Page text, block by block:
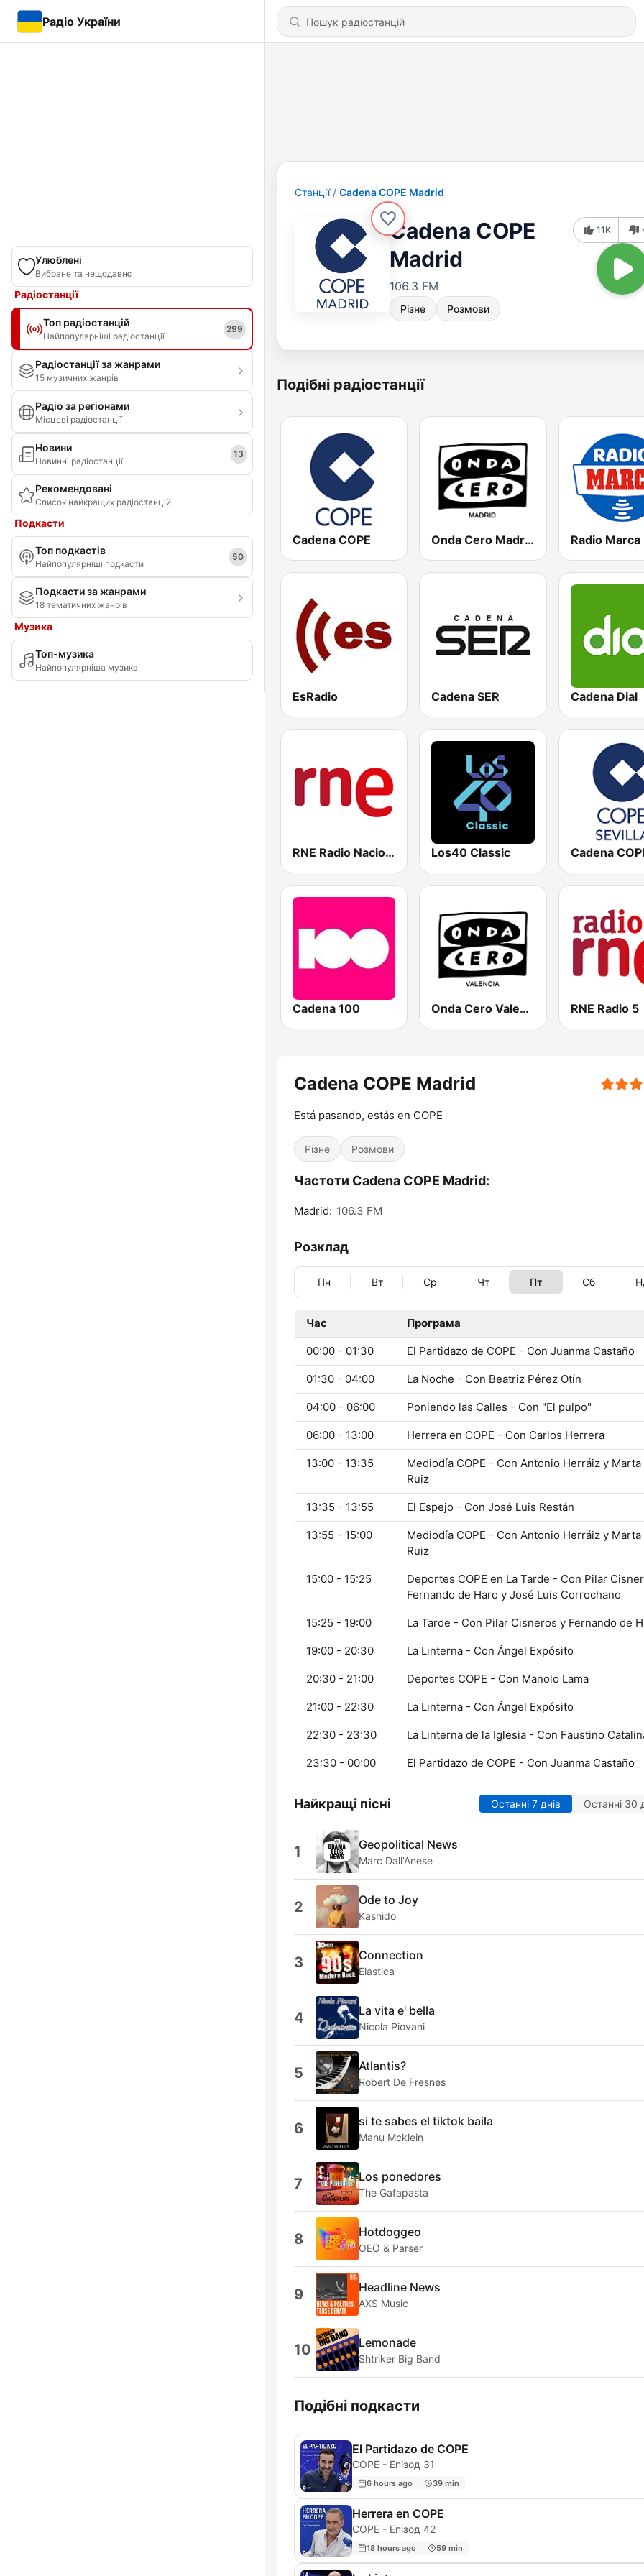
Радіо України
Улюблені
Вибране та нещодавнє
Радіостанції
Топ радіостанцій
Найпопулярніші радіостанції
299
Радіостанції за жанрами
15 музичних жанрів
Радіо за регіонами
Місцеві радіостанції
Новини
Новинні радіостанції
13
Рекомендовані
Список найкращих радіостанцій
Подкасти
Топ подкастів
Найпопулярніші подкасти
50
Подкасти за жанрами
18 тематичних жанрів
Музика
Топ-музика
Найпопулярніша музика
Станції Cadena COPE Madrid
Cadena COPE
Madrid
106.3 FM
Різне Розмови
11K
Подібні радіостанції
Cadena COPE Onda Cero Madrid
EsRadio Cadena SER Cadena Dial
RNE Radio Nacional Los40 Classic
Cadena 100 Onda Cero Valencia RNE Radio 5
Cadena COPE Madrid
Está pasando, estás en COPE
Різне Розмови
Частоти Cadena COPE Madrid:
Madrid: 106.3 FM
Розклад
Пн Вт Ср Чт Пт Сб
Час Програма
00:00 - 01:30 El Partidazo de COPE - Con Juanma Castaño
01:30 - 04:00 La Noche - Con Beatriz Pérez Otín
04:00 - 06:00 Poniendo las Calles - Con "El pulpo"
06:00 - 13:00 Herrera en COPE - Con Carlos Herrera
13:00 - 13:35
Mediodía COPE - Con Antonio Herráiz y Marta
Ruiz
13:35 - 13:55 El Espejo - Con José Luis Restán
13:55 - 15:00
Mediodía COPE - Con Antonio Herráiz y Marta
Ruiz
15:00 - 15:25
Deportes COPE en La Tarde - Con Pilar
Fernando de Haro y José Luis Corrochano
15:25 - 19:00 La Tarde - Con Pilar Cisneros y Fernando de
19:00 - 20:30 La Linterna - Con Ángel Expósito
20:30 - 21:00 Deportes COPE - Con Manolo Lama
21:00 - 22:30 La Linterna - Con Ángel Expósito
22:30 - 23:30 La Linterna de la Iglesia - Con Faustino
23:30 - 00:00 El Partidazo de COPE - Con Juanma Castaño
Найкращі пісні Останні 7 днів Останні 30
1 Geopolitical News
Marc Dall'Anese
2 Ode to Joy
Kashido
3 Connection
Elastica
4 La vita e' bella
Nicola Piovani
5 Atlantis?
Robert De Fresnes
6 si te sabes el tiktok baila
Manu Mcklein
7 Los ponedores
The Gafapasta
8 Hotdoggeo
OEO & Parser
9 Headline News
AXS Music
10 Lemonade
Shtriker Big Band
Подібні подкасти
El Partidazo de COPE
COPE - Епізод 31
6 hours ago 39 min
Herrera en COPE
COPE - Епізод 42
18 hours ago 59 min